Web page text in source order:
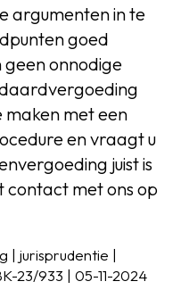
argumenten in te
goed
onnodige
met een
en vraagt u
juist is
contact met ons op
| jurisprudentie |
23/933 | 05-11-2024